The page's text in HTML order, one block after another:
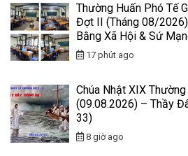
Thường Huấn Phó Tế
Đợt II (Tháng 08/
Bằng Xã Hội & Sứ
17 phút ago
Chúa Nhật XIX
(09.08.2026) – Thầy
33)
8 giờ ago